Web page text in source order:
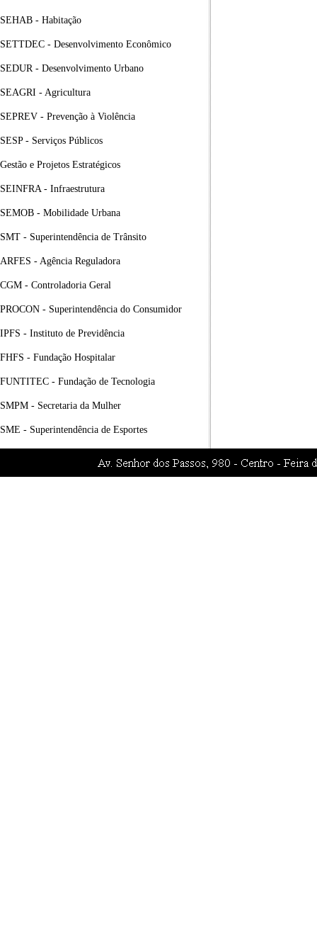
SEHAB - Habitação
SETTDEC - Desenvolvimento Econômico
SEDUR - Desenvolvimento Urbano
SEAGRI - Agricultura
SEPREV - Prevenção à Violência
SESP - Serviços Públicos
Gestão e Projetos Estratégicos
SEINFRA - Infraestrutura
SEMOB - Mobilidade Urbana
SMT - Superintendência de Trânsito
ARFES - Agência Reguladora
CGM - Controladoria Geral
PROCON - Superintendência do Consumidor
IPFS - Instituto de Previdência
FHFS - Fundação Hospitalar
FUNTITEC - Fundação de Tecnologia
SMPM - Secretaria da Mulher
SME - Superintendência de Esportes